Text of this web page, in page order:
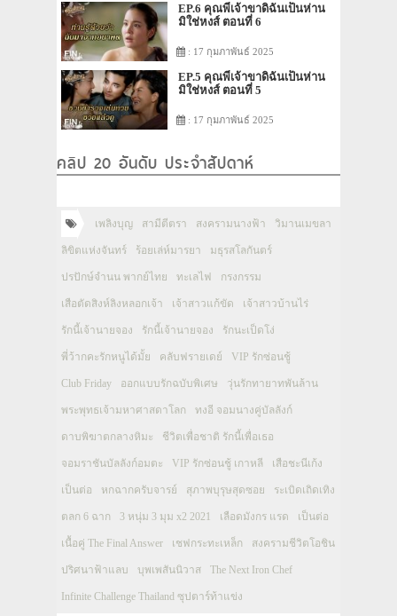
EP.6 คุณพี่เจ้าขาดิฉันเป็นห่าน
มิใช่หงส์ ตอนที่ 6
: 17 กุมภาพันธ์ 2025
EP.5 คุณพี่เจ้าขาดิฉันเป็นห่าน
มิใช่หงส์ ตอนที่ 5
: 17 กุมภาพันธ์ 2025
คลิป 20 อันดับ ประจำสัปดาห์
เพลิงบุญ สามีตีตรา สงครามนางฟ้า วิมานเมขลา
ลิขิตแห่งจันทร์ ร้อยเล่ห์มารยา มธุรสโลกันตร์
ปรปักษ์จำนน พากย์ไทย ทะเลไฟ กรงกรรม
เสือตัดสิงห์ลิงหลอกเจ้า เจ้าสาวแก้ขัด เจ้าสาวบ้านไร่
รักนี้เจ้านายจอง รักนี้เจ้านายจอง รักนะเป็ดโง่
พี่ว้ากคะรักหนูได้มั้ย คลับฟรายเดย์ VIP รักซ่อนชู้
Club Friday ออกแบบรักฉบับพิเศษ วุ่นรักทายาทพันล้าน
พระพุทธเจ้ามหาศาสดาโลก ทงอี จอมนางคู่บัลลังก์
ดาบพิฆาตกลางหิมะ ชีวิตเพื่อชาติ รักนี้เพื่อเธอ
จอมราชันบัลลังก์อมตะ VIP รักซ่อนชู้ เกาหลี เสือชะนีเก้ง
เป็นต่อ หกฉากครับจารย์ สุภาพบุรุษสุดซอย ระเบิดเถิดเทิง
ตลก 6 ฉาก 3 หนุ่ม 3 มุม x2 2021 เลือดมังกร แรด เป็นต่อ
เนื้อคู่ The Final Answer เชฟกระทะเหล็ก สงครามชีวิตโอชิน
ปริศนาฟ้าแลบ บุพเพสันนิวาส The Next Iron Chef
Infinite Challenge Thailand ซุปตาร์ท้าแข่ง